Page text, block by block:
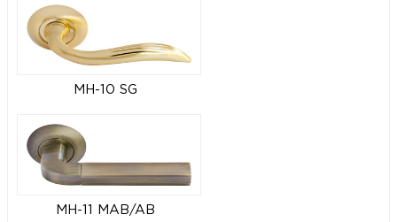
MH-10 SG
MH-11 MAB/AB